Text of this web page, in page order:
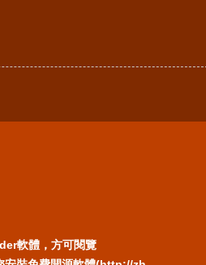
軟體，方可閱覽